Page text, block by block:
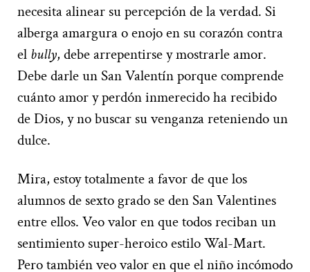
necesita alinear su percepción de la verdad. Si
alberga amargura o enojo en su corazón contra
el bully, debe arrepentirse y mostrarle amor.
Debe darle un San Valentín porque comprende
cuánto amor y perdón inmerecido ha recibido
de Dios, y no buscar su venganza reteniendo un
dulce.
Mira, estoy totalmente a favor de que los
alumnos de sexto grado se den San Valentines
entre ellos. Veo valor en que todos reciban un
sentimiento super-heroico estilo Wal-Mart.
Pero también veo valor en que el niño incómodo